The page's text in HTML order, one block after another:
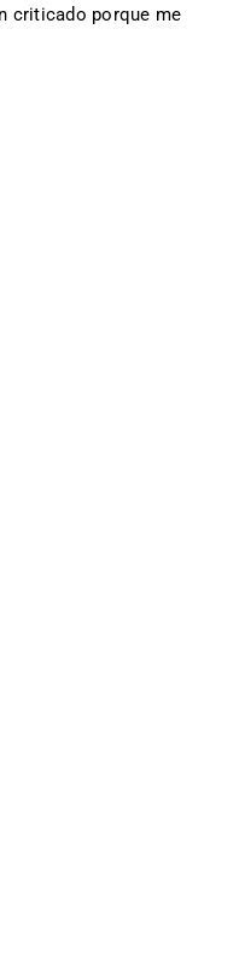
criticado porque me